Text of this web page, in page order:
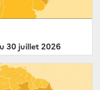
30 juillet 2026